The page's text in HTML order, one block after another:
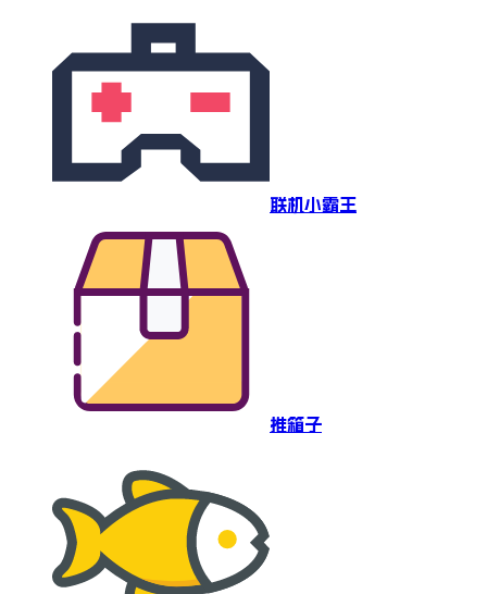
联机小霸王
推箱子